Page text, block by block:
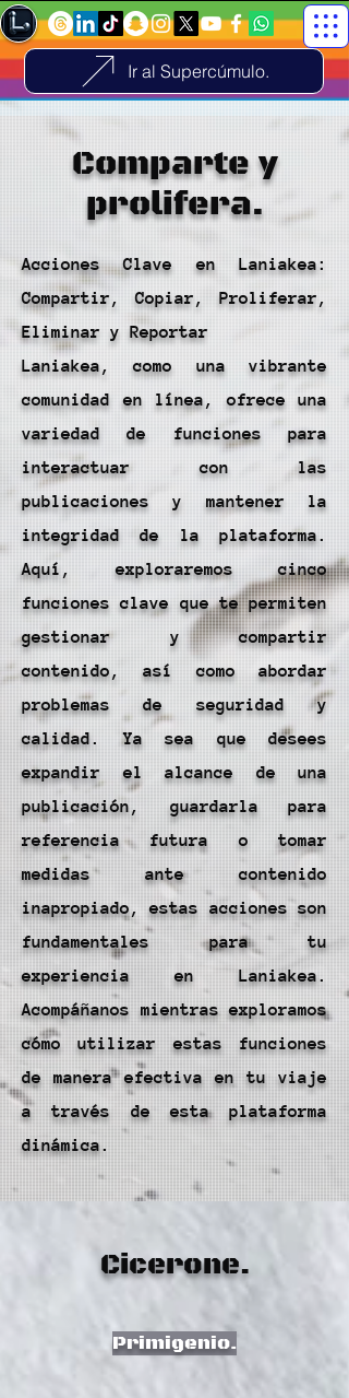
Ir al Supercúmulo.
Comparte y
prolifera.
Acciones Clave en Laniakea:
Compartir, Copiar, Proliferar,
Eliminar y Reportar
Laniakea, como una vibrante
comunidad en línea, ofrece una
variedad de funciones para
interactuar con las
publicaciones y mantener la
integridad de la plataforma.
Aquí, exploraremos cinco
funciones clave que te permiten
gestionar y compartir
contenido, así como abordar
problemas de seguridad y
calidad. Ya sea que desees
expandir el alcance de una
publicación, guardarla para
referencia futura o tomar
medidas ante contenido
inapropiado, estas acciones son
fundamentales para tu
experiencia en Laniakea.
Acompáñanos mientras exploramos
cómo utilizar estas funciones
de manera efectiva en tu viaje
a través de esta plataforma
dinámica.
Cicerone.
Primigenio.